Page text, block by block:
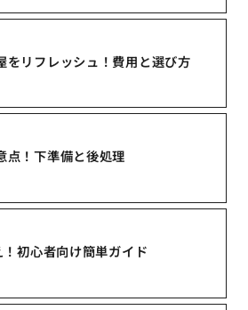
をリフレッシュ！費用と選び方
点！下準備と後処理
初心者向け簡単ガイド